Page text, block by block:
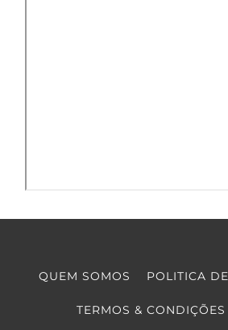
QUEM SOMOS POLITICA
TERMOS & CONDIÇÕES